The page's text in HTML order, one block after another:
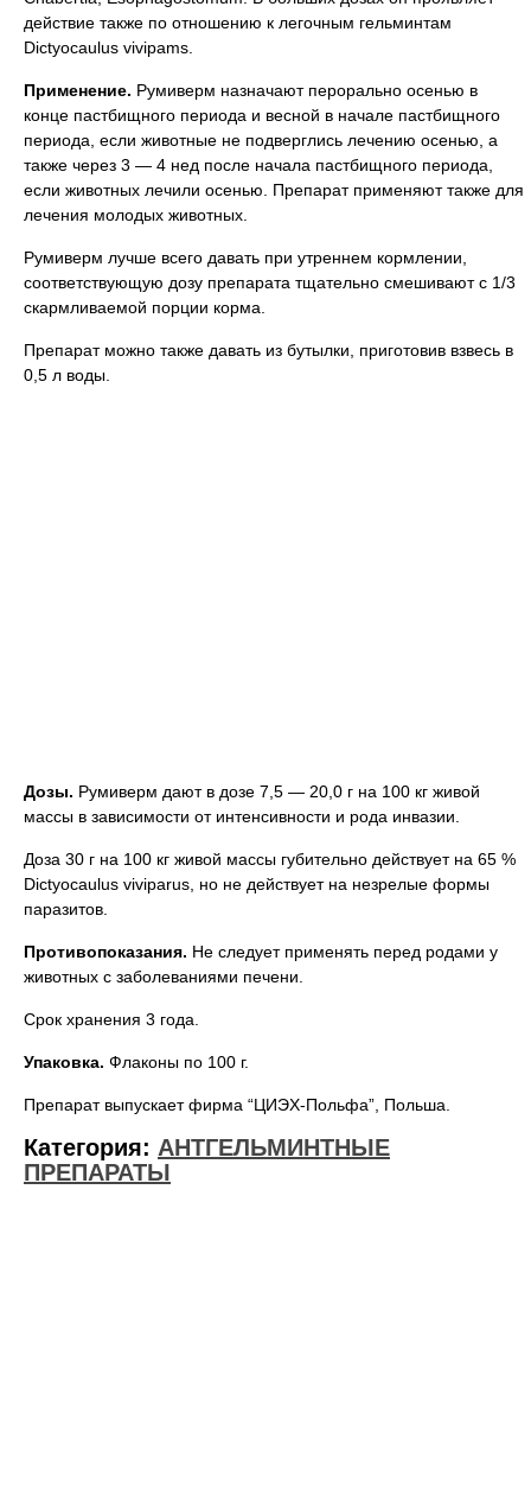
действие также по отношению к легочным гельминтам
Dictyocaulus vivipams.
Применение. Румиверм назначают перорально осенью в
конце пастбищного периода и весной в начале пастбищного
периода, если животные не подверглись лечению осенью, а
также через 3 — 4 нед после начала пастбищного периода,
если животных лечили осенью. Препарат применяют также для
лечения молодых животных.
Румиверм лучше всего давать при утреннем кормлении,
соответствующую дозу препарата тщательно смешивают с 1/3
скармливаемой порции корма.
Препарат можно также давать из бутылки, приготовив взвесь в
0,5 л воды.
Дозы. Румиверм дают в дозе 7,5 — 20,0 г на 100 кг живой
массы в зависимости от интенсивности и рода инвазии.
Доза 30 г на 100 кг живой массы губительно действует на 65 %
Dictyocaulus viviparus, но не действует на незрелые формы
паразитов.
Противопоказания. Не следует применять перед родами у
животных с заболеваниями печени.
Срок хранения 3 года.
Упаковка. Флаконы по 100 г.
Препарат выпускает фирма “ЦИЭХ-Польфа”, Польша.
Категория: АНТГЕЛЬМИНТНЫЕ
ПРЕПАРАТЫ